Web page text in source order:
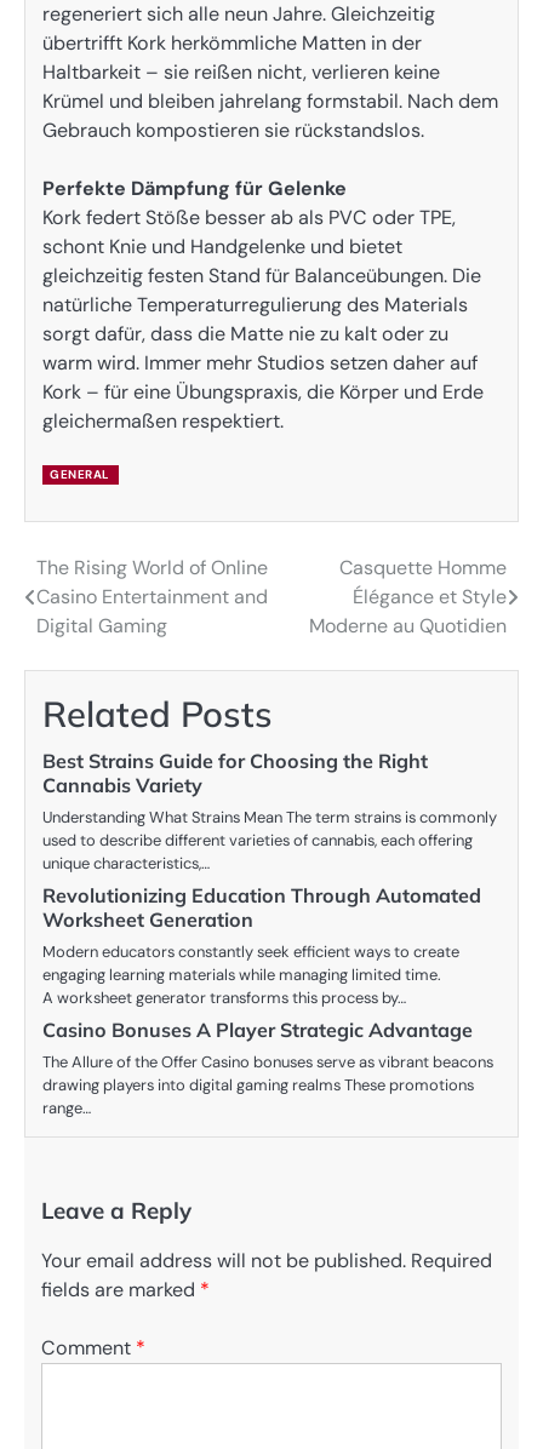
regeneriert sich alle neun Jahre. Gleichzeitig
übertrifft Kork herkömmliche Matten in der
Haltbarkeit – sie reißen nicht, verlieren keine
Krümel und bleiben jahrelang formstabil. Nach dem
Gebrauch kompostieren sie rückstandslos.
Perfekte Dämpfung für Gelenke
Kork federt Stöße besser ab als PVC oder TPE,
schont Knie und Handgelenke und bietet
gleichzeitig festen Stand für Balanceübungen. Die
natürliche Temperaturregulierung des Materials
sorgt dafür, dass die Matte nie zu kalt oder zu
warm wird. Immer mehr Studios setzen daher auf
Kork – für eine Übungspraxis, die Körper und Erde
gleichermaßen respektiert.
GENERAL
Post
navigation
The Rising World of Online
Casino Entertainment and
Digital Gaming
Casquette Homme
Élégance et Style
Moderne au Quotidien
Related Posts
Best Strains Guide for Choosing the Right
Cannabis Variety
Understanding What Strains Mean The term strains is commonly
used to describe different varieties of cannabis, each offering
unique characteristics,…
Revolutionizing Education Through Automated
Worksheet Generation
Modern educators constantly seek efficient ways to create
engaging learning materials while managing limited time.
A worksheet generator transforms this process by…
Casino Bonuses A Player Strategic Advantage
The Allure of the Offer Casino bonuses serve as vibrant beacons
drawing players into digital gaming realms These promotions
range…
Leave a Reply
Your email address will not be published. Required
fields are marked *
Comment *